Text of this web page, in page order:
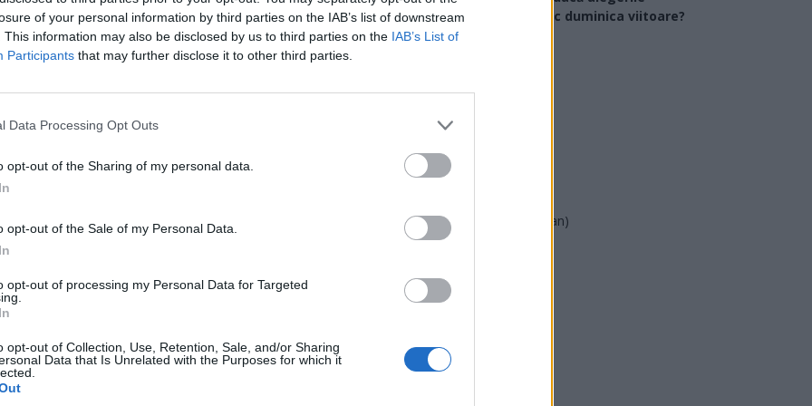
of your personal information by third parties on the IAB’s list of downstream
This information may also be disclosed by us to third parties on the IAB’s List of
Participants that may further disclose it to other third parties.
Data Processing Opt Outs
opt-out of the Sharing of my personal data.
opt-out of the Sale of my Personal Data.
opt-out of processing my Personal Data for Targeted
opt-out of Collection, Use, Retention, Sale, and/or Sharing
Data that Is Unrelated with the Purposes for which it
0 Publicitate - miercuri, 14 februarie 2024 1
8
de la guvernare: după profesori,
Redacţia - miercuri, 7 iunie 2023
parlamentare ar avea loc duminica viitoare?
UDMR
Forța Dreptei (L. Orban)
REPER
SENS
POT (Gavrilă)